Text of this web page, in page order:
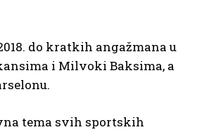
do kratkih angažmana u
i Milvoki Baksima, a
tema svih sportskih